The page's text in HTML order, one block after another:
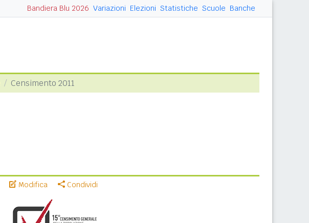
Bandiera Blu 2026 Variazioni Elezioni Statistiche Scuole Banche
Censimento 2011
Modifica Condividi